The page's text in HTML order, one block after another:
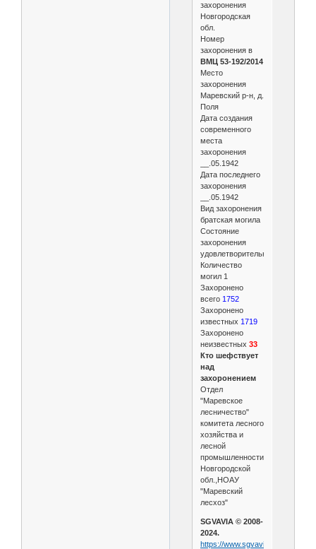
захоронения
Новгородская
обл.
Номер
захоронения в
ВМЦ 53-192/2014
Место
захоронения
Маревский р-н, д.
Поля
Дата создания
современного
места
захоронения
__.05.1942
Дата последнего
захоронения
__.05.1942
Вид захоронения
братская могила
Состояние
захоронения
удовлетворительное
Количество
могил 1
Захоронено
всего 1752
Захоронено
известных 1719
Захоронено
неизвестных 33
Кто шефствует
над
захоронением
Отдел
"Маревское
лесничество"
комитета лесного
хозяйства и
лесной
промышленности
Новгородской
обл.,НОАУ
"Маревский
лесхоз"
SGVAVIA © 2008-
2024.
https://www.sgvavia.ru/forum/